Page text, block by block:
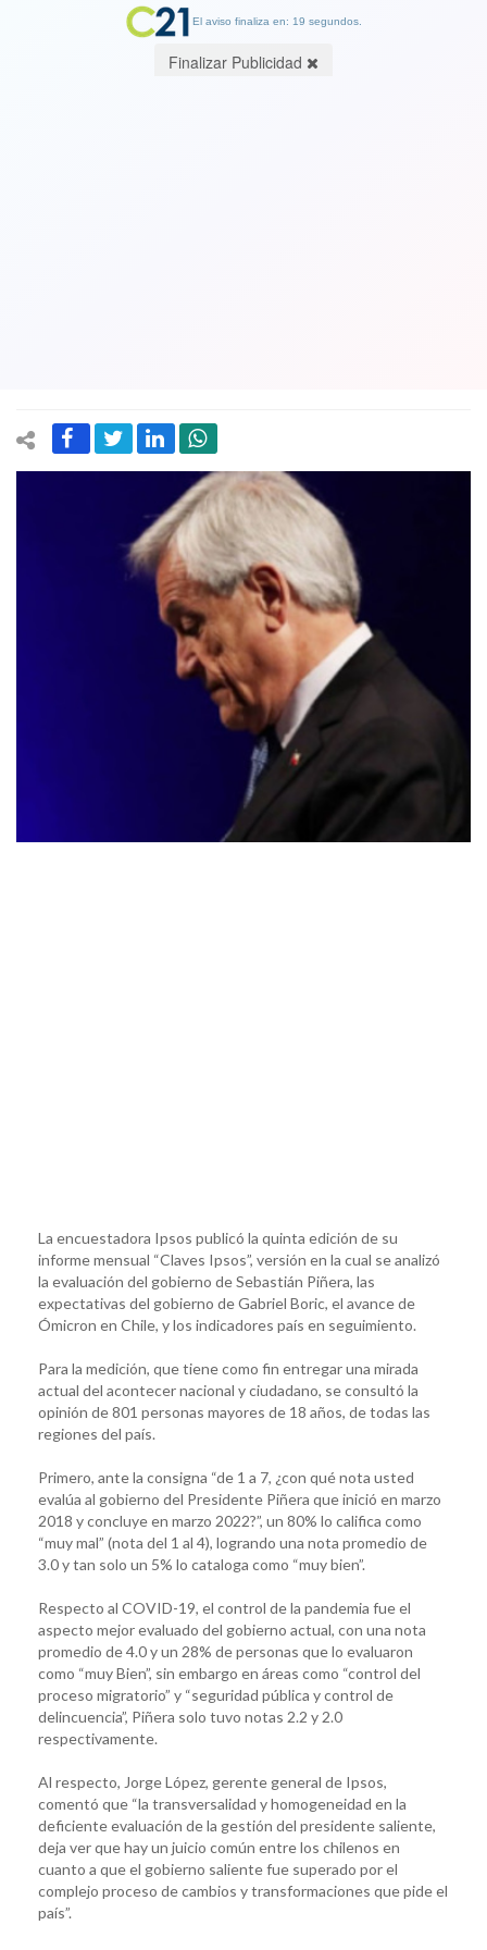
La encuestadora Ipsos publicó la quinta edición de su
informe mensual “Claves Ipsos”, versión en la cual se analizó
la evaluación del gobierno de Sebastián Piñera, las
expectativas del gobierno de Gabriel Boric, el avance de
Ómicron en Chile, y los indicadores país en seguimiento.
Para la medición, que tiene como fin entregar una mirada
actual del acontecer nacional y ciudadano, se consultó la
opinión de 801 personas mayores de 18 años, de todas las
regiones del país.
Primero, ante la consigna “de 1 a 7, ¿con qué nota usted
evalúa al gobierno del Presidente Piñera que inició en marzo
2018 y concluye en marzo 2022?”, un 80% lo califica como
“muy mal” (nota del 1 al 4), logrando una nota promedio de
3.0 y tan solo un 5% lo cataloga como “muy bien”.
Respecto al COVID-19, el control de la pandemia fue el
aspecto mejor evaluado del gobierno actual, con una nota
promedio de 4.0 y un 28% de personas que lo evaluaron
como “muy Bien”, sin embargo en áreas como “control del
proceso migratorio” y “seguridad pública y control de
delincuencia”, Piñera solo tuvo notas 2.2 y 2.0
respectivamente.
Al respecto, Jorge López, gerente general de Ipsos,
comentó que “la transversalidad y homogeneidad en la
deficiente evaluación de la gestión del presidente saliente,
deja ver que hay un juicio común entre los chilenos en
cuanto a que el gobierno saliente fue superado por el
complejo proceso de cambios y transformaciones que pide el
país”.
El aviso finaliza en: 19 segundos.
Finalizar Publicidad